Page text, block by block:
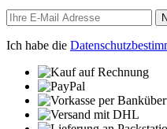
Ich habe die